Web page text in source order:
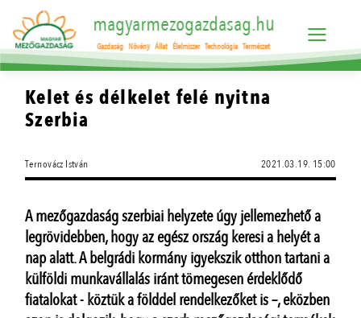
magyarmezogazdasag.hu
Gazdaság Növény Állat Élelmiszer Technológia Természet
Kelet és délkelet felé nyitna
Szerbia
Ternovácz István 2021.03.19. 15:00
A mezőgazdaság szerbiai helyzete úgy jellemezhető a
legrövidebben, hogy az egész ország keresi a helyét a
nap alatt. A belgrádi kormány igyekszik otthon tartani a
külföldi munkavállalás iránt tömegesen érdeklődő
fiatalokat - köztük a földdel rendelkezőket is –, eközben